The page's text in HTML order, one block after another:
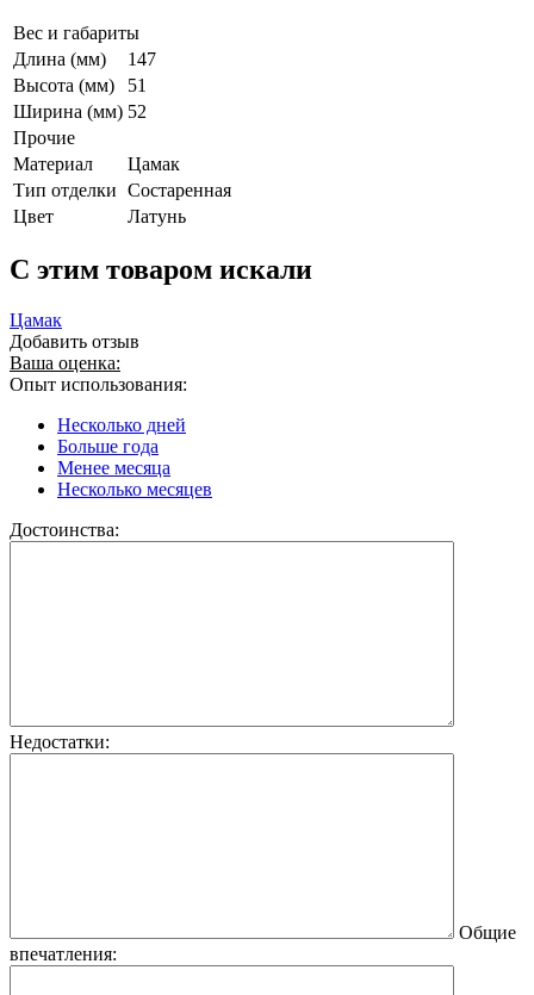
Вес и габариты
Длина (мм)
147
Высота (мм)
51
Ширина (мм) 52
Прочие
Материал
Цамак
Тип отделки Состаренная
Цвет
Латунь
C этим товаром искали
Цамак
Добавить отзыв
Ваша оценка:
Опыт использования:
Несколько дней
Больше года
Менее месяца
Несколько месяцев
Достоинства:
Недостатки:
Общие
впечатления: